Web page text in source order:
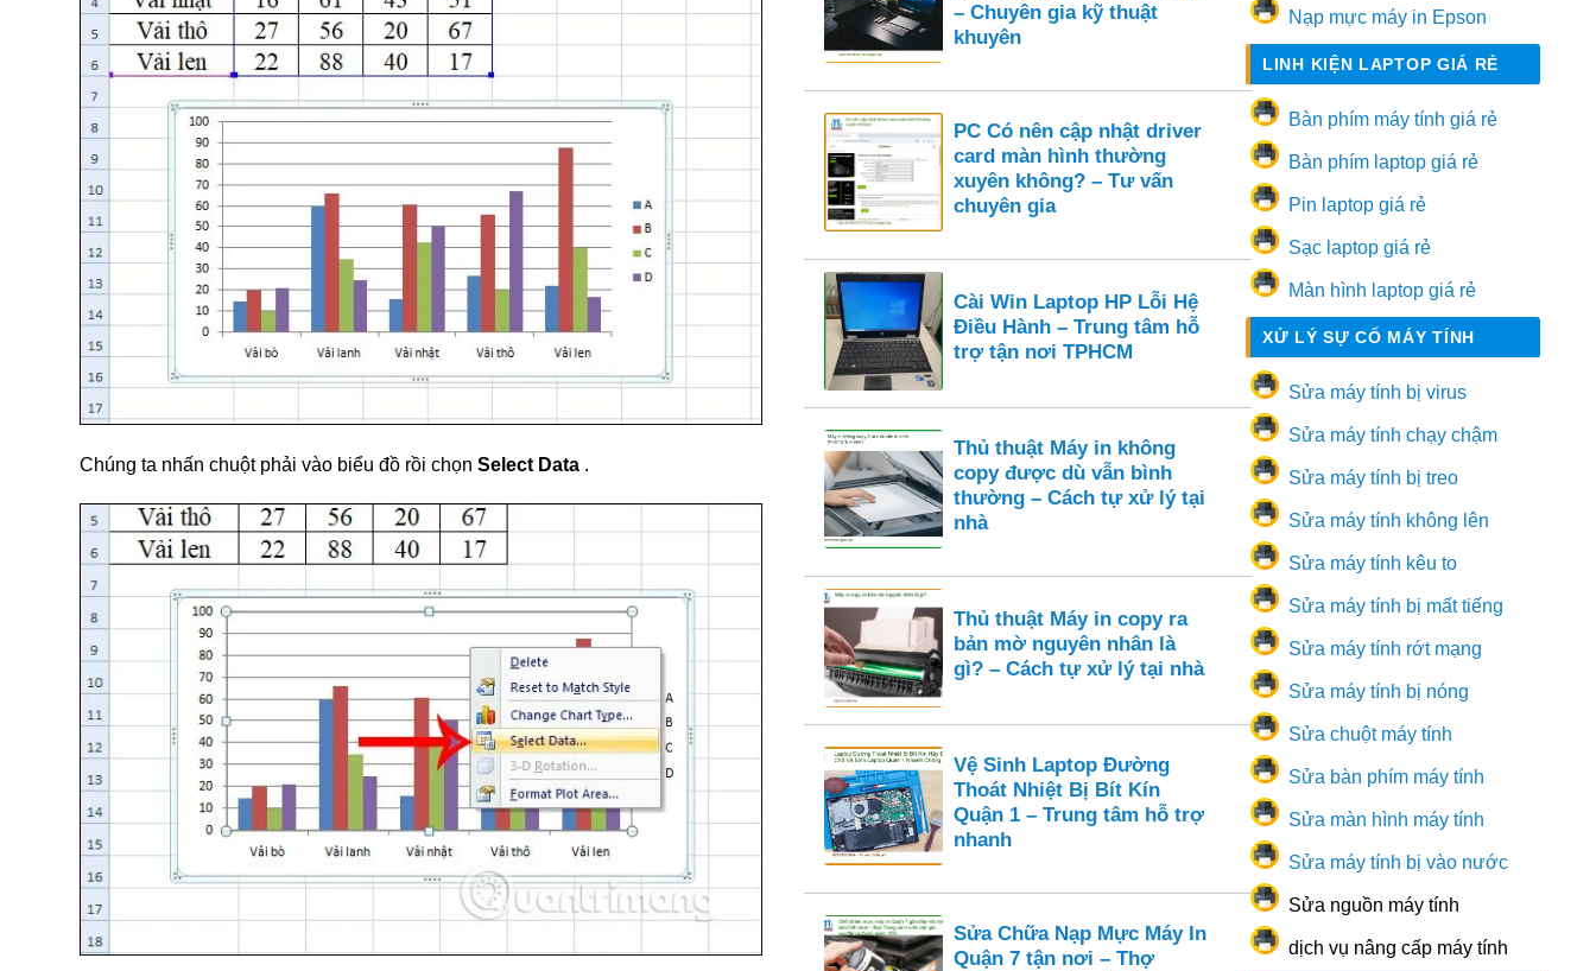
Chúng ta nhấn chuột phải vào biểu đồ rồi chọn Select Data .
– Chuyên gia kỹ thuật
khuyên
PC Có nên cập nhật driver
card màn hình thường
xuyên không? – Tư vấn
chuyên gia
Cài Win Laptop HP Lỗi Hệ
Điều Hành – Trung tâm hỗ
trợ tận nơi TPHCM
Thủ thuật Máy in không
copy được dù vẫn bình
thường – Cách tự xử lý tại
nhà
Thủ thuật Máy in copy ra
bản mờ nguyên nhân là
gì? – Cách tự xử lý tại nhà
Vệ Sinh Laptop Đường
Thoát Nhiệt Bị Bít Kín
Quận 1 – Trung tâm hỗ trợ
nhanh
Sửa Chữa Nạp Mực Máy In
Quận 7 tận nơi – Thợ
Nạp mực máy in Epson
LINH KIỆN LAPTOP GIÁ RẺ
Bàn phím máy tính giá rẻ
Bàn phím laptop giá rẻ
Pin laptop giá rẻ
Sạc laptop giá rẻ
Màn hình laptop giá rẻ
XỬ LÝ SỰ CỐ MÁY TÍNH
Sửa máy tính bị virus
Sửa máy tính chạy chậm
Sửa máy tính bị treo
Sửa máy tính không lên
Sửa máy tính kêu to
Sửa máy tính bị mất tiếng
Sửa máy tính rớt mạng
Sửa máy tính bị nóng
Sửa chuột máy tính
Sửa bàn phím máy tính
Sửa màn hình máy tính
Sửa máy tính bị vào nước
Sửa nguồn máy tính
dịch vụ nâng cấp máy tính